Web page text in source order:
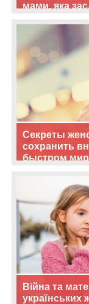
мами, яка
Секреты
сохранить
быстром
Війна та
українських